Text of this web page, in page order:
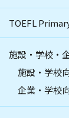
TOEFL
施設・学校・
施設・学校
企業・学校